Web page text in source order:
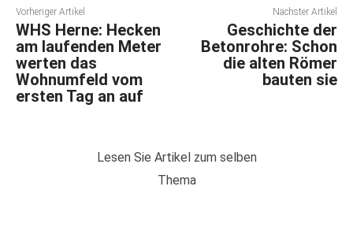
Vorheriger Artikel
WHS Herne: Hecken
am laufenden Meter
werten das
Wohnumfeld vom
ersten Tag an auf
Nächster Artikel
Geschichte der
Betonrohre: Schon
die alten Römer
bauten sie
Lesen Sie Artikel zum selben
Thema